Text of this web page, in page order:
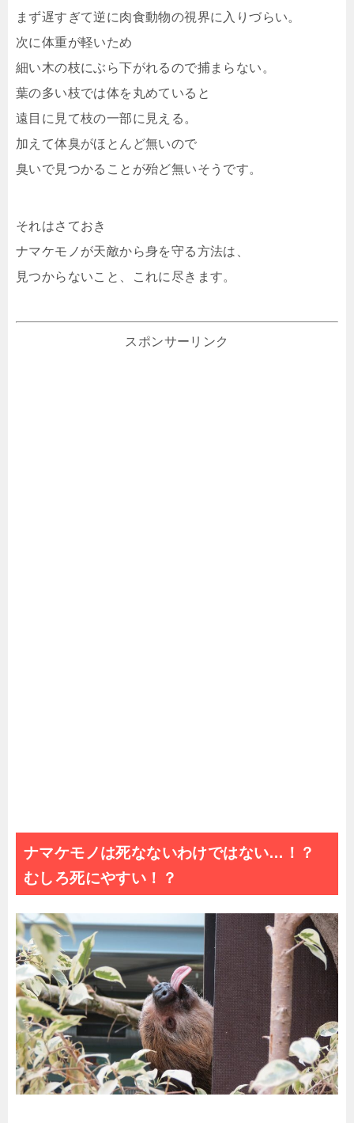
まず遅すぎて逆に肉食動物の視界に入りづらい。
次に体重が軽いため
細い木の枝にぶら下がれるので捕まらない。
葉の多い枝では体を丸めていると
遠目に見て枝の一部に見える。
加えて体臭がほとんど無いので
臭いで見つかることが殆ど無いそうです。
それはさておき
ナマケモノが天敵から身を守る方法は、
見つからないこと、これに尽きます。
スポンサーリンク
ナマケモノは死なないわけではない…！？
むしろ死にやすい！？